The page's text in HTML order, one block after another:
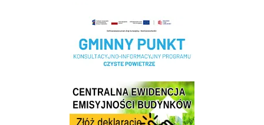
Realizacja Programu Czyste Powietrze w Gminie Wieliczka
Centrala Ewidencja Emisyjności Budynków - złóż deklarację